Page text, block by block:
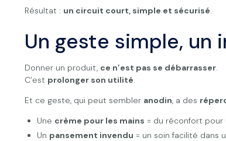
Résultat : un circuit court, simple et sécurisé.
Un geste simple, un
Donner un produit, ce n’est pas se débarrasser.
C’est prolonger son utilité.
Et ce geste, qui peut sembler anodin, a des
Une crème pour les mains = du réconfort
Un pansement invendu = un soin facilité dans